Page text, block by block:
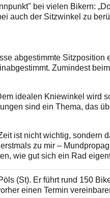
bei vielen Bikern:
auch der Sitzwinkel zu
abgestimmte Sitzposition
Zumindest
idealen Kniewinkel wird
sind ein Thema, das
ist nicht wichtig, sondern
zu mir –
wie gut sich ein Rad
(St). Er führt rund 150
einen ­Termin